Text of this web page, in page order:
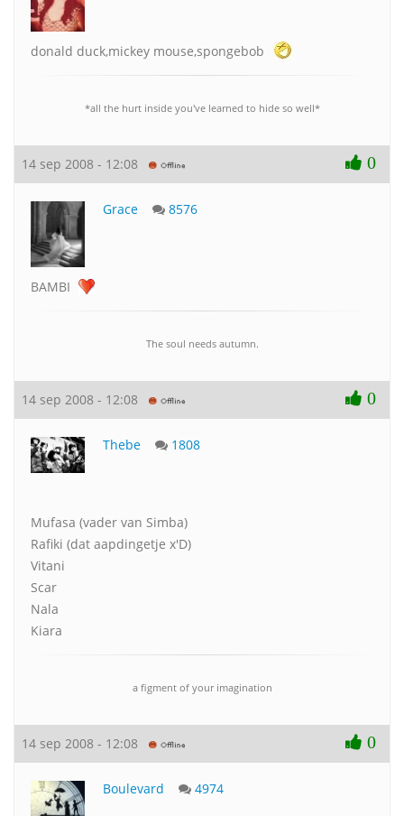
donald duck,mickey mouse,spongebob
*all the hurt inside you've learned to hide so well*
14 sep 2008 - 12:08 0
Grace 8576
BAMBI
The soul needs autumn.
14 sep 2008 - 12:08 0
Thebe 1808
Mufasa (vader van Simba)
Rafiki (dat aapdingetje x'D)
Vitani
Scar
Nala
Kiara
a figment of your imagination
14 sep 2008 - 12:08 0
Boulevard 4974